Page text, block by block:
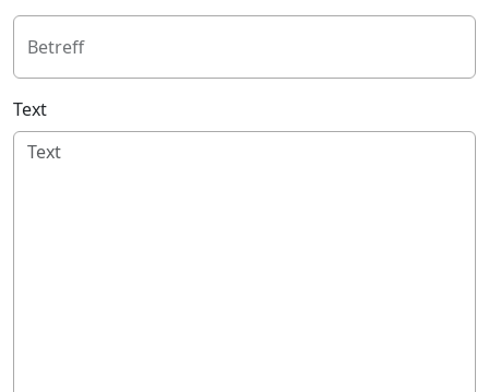
Betreff
Text